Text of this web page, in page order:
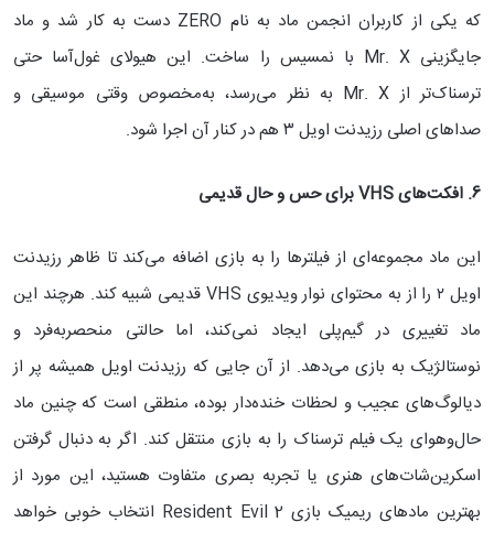
که یکی از کاربران انجمن ماد به نام ZERO دست به کار شد و ماد
جایگزینی Mr. X با نمسیس را ساخت. این هیولای غول‌آسا حتی
ترسناک‌تر از Mr. X به نظر می‌رسد، به‌مخصوص وقتی موسیقی و
صداهای اصلی رزیدنت اویل ۳ هم در کنار آن اجرا شود.
6. افکت‌های VHSبرای حس و حال قدیمی
این ماد مجموعه‌ای از فیلترها را به بازی اضافه می‌کند تا ظاهر رزیدنت
اویل ۲ را از به محتوای نوار ویدیوی VHS قدیمی شبیه کند. هرچند این
ماد تغییری در گیم‌پلی ایجاد نمی‌کند، اما حالتی منحصربه‌فرد و
نوستالژیک به بازی می‌دهد. از آن جایی که رزیدنت اویل همیشه پر از
دیالوگ‌های عجیب و لحظات خنده‌دار بوده، منطقی است که چنین ماد
حال‌وهوای یک فیلم ترسناک را به بازی منتقل کند. اگر به دنبال گرفتن
اسکرین‌شات‌های هنری یا تجربه بصری متفاوت هستید، این مورد از
بهترین مادهای ریمیک بازی Resident Evil 2 انتخاب خوبی خواهد